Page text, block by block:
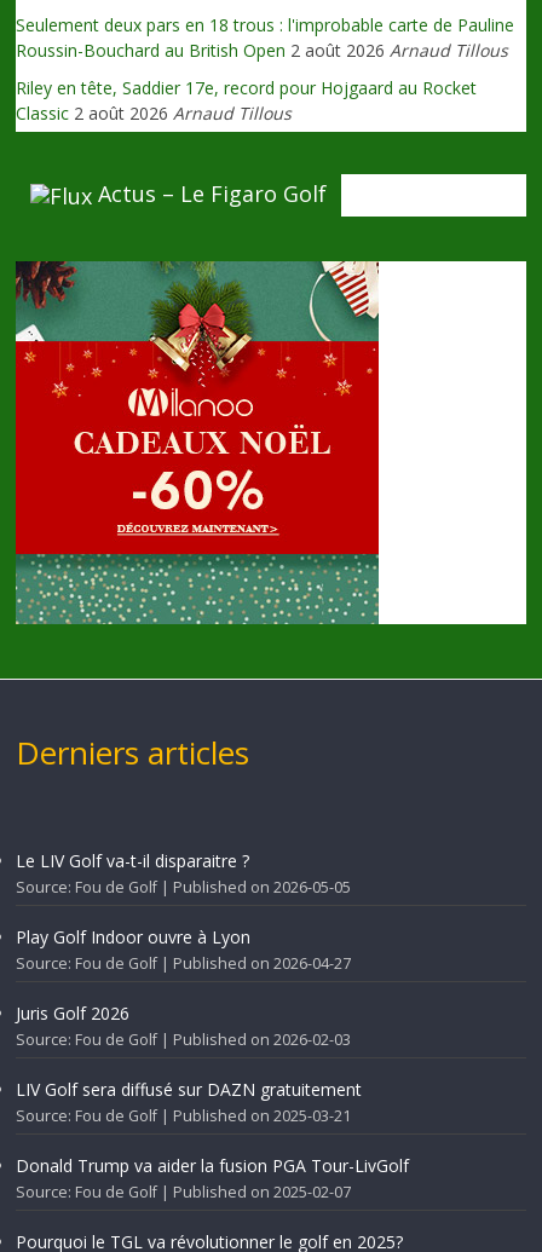
Seulement deux pars en 18 trous : l'improbable carte de Pauline
Roussin-Bouchard au British Open 2 août 2026 Arnaud Tillous
Riley en tête, Saddier 17e, record pour Hojgaard au Rocket
Classic 2 août 2026 Arnaud Tillous
Actus – Le Figaro Golf
Derniers articles
Le LIV Golf va-t-il disparaitre ?
Source: Fou de Golf Published on 2026-05-05
Play Golf Indoor ouvre à Lyon
Source: Fou de Golf Published on 2026-04-27
Juris Golf 2026
Source: Fou de Golf Published on 2026-02-03
LIV Golf sera diffusé sur DAZN gratuitement
Source: Fou de Golf Published on 2025-03-21
Donald Trump va aider la fusion PGA Tour-LivGolf
Source: Fou de Golf Published on 2025-02-07
Pourquoi le TGL va révolutionner le golf en 2025?